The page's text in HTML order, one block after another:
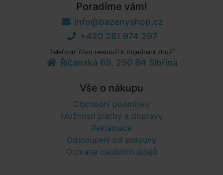
Poradíme vám!
info@bazenyshop.cz
+420 281 974 297
Telefonní číslo neslouží k objednaní zboží
Říčanská 69, 250 84 Sibřina
Vše o nákupu
Obchodní podmínky
Možnosti platby a dopravy
Reklamace
Odstoupení od smlouvy
Ochrana osobních údajů